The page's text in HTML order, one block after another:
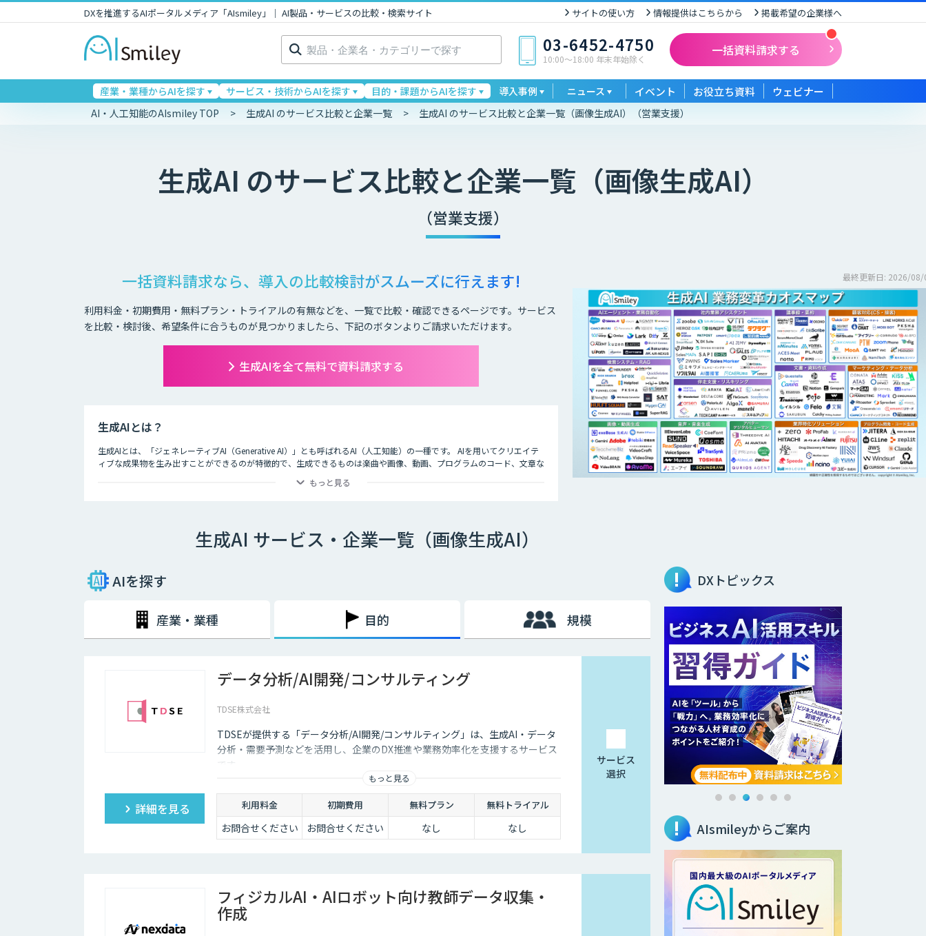
DXを推進するAIポータルメディア「AIsmiley」｜ AI製品・サービスの比較・検索サイト サイトの使い方 情報提供はこちらから 掲載希望の企業様へ
検
索: 03-6452-4750
10:00〜18:00 年末年始除く
一括資料請求する
産業・業種からAIを探す サービス・技術からAIを探す 目的・課題からAIを探す 導入事例 ニュース イベント お役立ち資料 ウェビナー
AI・人工知能のAIsmiley TOP 生成AI のサービス比較と企業一覧 生成AI のサービス比較と企業一覧（画像生成AI） （営業支援）
生成AI のサービス比較と企業一覧（画像生成AI）
（営業支援）
一括資料請求なら、導入の比較検討がスムーズに行えます!
利用料金・初期費用・無料プラン・トライアルの有無などを、一覧で比較・確認できるページです。サービス
を比較・検討後、希望条件に合うものが見つかりましたら、下記のボタンよりご請求いただけます。
生成AIを全て無料で資料請求する
最終更新日: 2026/08/
生成AIとは？
生成AIとは、「ジェネレーティブAI（Generative AI）」とも呼ばれるAI（人工知能）の一種です。 AIを用いてクリエイテ
ィブな成果物を生み出すことができるのが特徴的で、生成できるものは楽曲や画像、動画、プログラムのコード、文章な
もっと見る
生成AI サービス・企業一覧（画像生成AI）
AIを探す
産業・業種 目的 規模
データ分析/AI開発/コンサルティング
TDSE株式会社
TDSEが提供する「データ分析/AI開発/コンサルティング」は、生成AI・データ
分析・需要予測などを活用し、企業のDX推進や業務効率化を支援するサービス
です。
もっと見る
詳細を見る 利用料金 初期費用 無料プラン 無料トライアル
お問合せください お問合せください なし なし
サービス
選択
フィジカルAI・AIロボット向け教師データ収集・
作成
DXトピックス
AIsmileyからご案内